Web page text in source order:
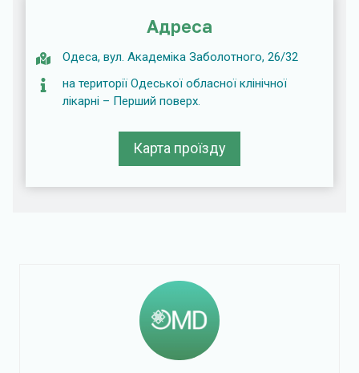
Адреса
Одеса, вул. Академіка Заболотного, 26/32
на території Одеської обласної клінічної
лікарні – Перший поверх.
Карта проїзду